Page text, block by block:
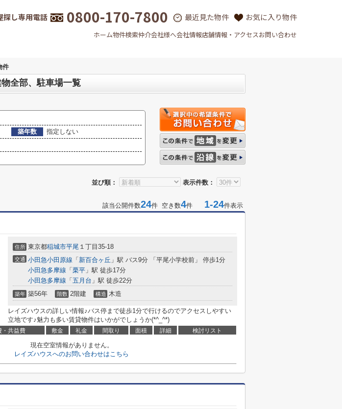
探し専用電話 0800-170-7800 最近見た物件 お気に入り物件
ホーム物件検索仲介会社様へ会社情報店舗情報・アクセスお問い合わせ
件
全部、駐車場一覧
築年数
指定しない
並び順： 表示件数：
該当公開件数24件 空き数4件 1-24件表示
住所 東京都稲城市平尾 １丁目35-18
交通 小田急小田原線 「 新百合ヶ丘 」駅 バス9分 「平尾小学校前」 停歩1分
小田急多摩線 「 栗平 」駅 徒歩17分
小田急多摩線 「 五月台 」駅 徒歩22分
築年 築56年 階数 2階建 構造 木造
レイズハウスの詳しい情報♪バス停まで徒歩1分で行けるのでアクセスしやすい
立地です♪魅力も多い賃貸物件はいかがでしょうか(*^_^*)
・共益費 敷金 礼金 間取り 面積 詳細 検討リスト
現在空室情報がありません。
レイズハウスへのお問い合わせはこちら